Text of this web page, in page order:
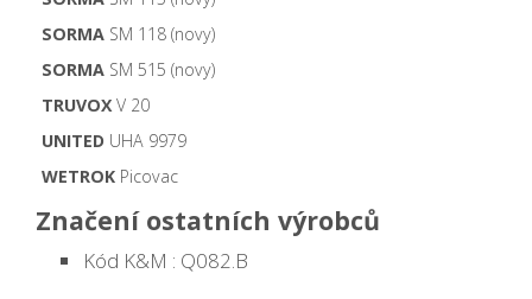
SORMA SM 118 (novy)
SORMA SM 515 (novy)
TRUVOXV 20
UNITED UHA 9979
WETROK Picovac
Značení ostatních výrobců
Kód K&M : Q082.B